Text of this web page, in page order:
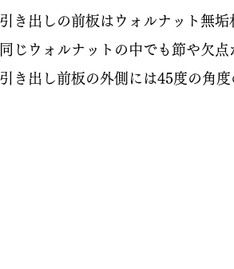
引き出しの前板はウォルナット無垢
同じウォルナットの中でも節や欠
引き出し前板の外側には45度の角